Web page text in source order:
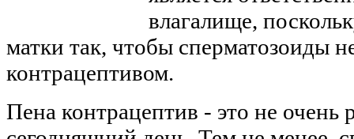
влагалище,
матки так, чтобы сперматозоиды
контрацептивом.
Пена контрацептив - это не очень